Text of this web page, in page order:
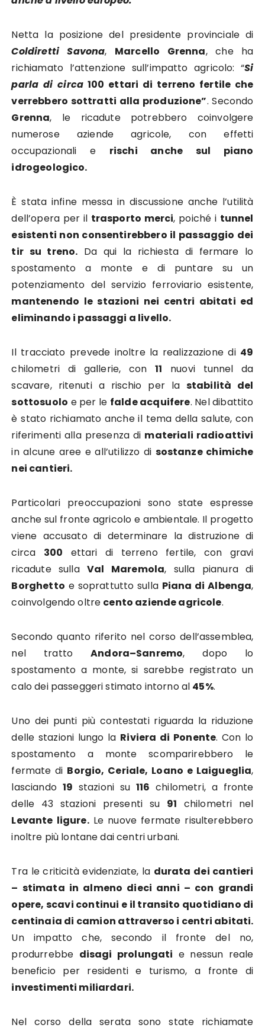
Netta la posizione del presidente provinciale di
Coldiretti Savona, Marcello Grenna, che ha
richiamato l’attenzione sull’impatto agricolo: “Si
parla di circa 100 ettari di terreno fertile che
verrebbero sottratti alla produzione”. Secondo
Grenna, le ricadute potrebbero coinvolgere
numerose aziende agricole, con effetti
occupazionali e rischi anche sul piano
idrogeologico.
È stata infine messa in discussione anche l’utilità
dell’opera per il trasporto merci, poiché i tunnel
esistenti non consentirebbero il passaggio dei
tir su treno. Da qui la richiesta di fermare lo
spostamento a monte e di puntare su un
potenziamento del servizio ferroviario esistente,
mantenendo le stazioni nei centri abitati ed
eliminando i passaggi a livello.
Il tracciato prevede inoltre la realizzazione di 49
chilometri di gallerie, con11 nuovi tunnel da
scavare, ritenuti a rischio per la stabilità del
sottosuolo e per le falde acquifere. Nel dibattito
è stato richiamato anche il tema della salute, con
riferimenti alla presenza di materiali radioattivi
in alcune aree e all’utilizzo di sostanze chimiche
nei cantieri.
Particolari preoccupazioni sono state espresse
anche sul fronte agricolo e ambientale. Il progetto
viene accusato di determinare la distruzione di
circa 300 ettari di terreno fertile, con gravi
ricadute sullaVal Maremola, sulla pianura di
Borghetto e soprattutto sulla Piana di Albenga,
coinvolgendo oltre cento aziende agricole.
Secondo quanto riferito nel corso dell’assemblea,
nel trattoAndora–Sanremo, dopo lo
spostamento a monte, si sarebbe registrato un
calo dei passeggeri stimato intorno al 45%.
Uno dei punti più contestati riguarda la riduzione
delle stazioni lungo la Riviera di Ponente. Con lo
spostamento a monte scomparirebbero le
fermate di Borgio, Ceriale, Loano e Laigueglia,
lasciando 19 stazioni su 116 chilometri, a fronte
delle 43 stazioni presenti su 91 chilometri nel
Levante ligure.Le nuove fermate risulterebbero
inoltre più lontane dai centri urbani.
Tra le criticità evidenziate, la durata dei cantieri
– stimata in almeno dieci anni – con grandi
opere, scavi continui e il transito quotidiano di
centinaia di camion attraverso i centri abitati.
Un impatto che, secondo il fronte del no,
produrrebbe disagi prolungati e nessun reale
beneficio per residenti e turismo, a fronte di
investimenti miliardari.
Nel corso della serata sono state richiamate